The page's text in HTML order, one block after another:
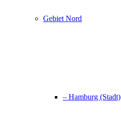
Gebiet Nord
– Hamburg (Stadt)